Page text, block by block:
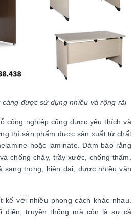
được sử dụng nhiều và rộng rãi
công nghiệp cũng được yêu thích và
thì sản phẩm được sản xuất từ chất
hoặc laminate. Đảm bảo rằng
chống cháy, trầy xước, chống thấm.
sang trọng, hiện đại, được nhiều văn
kế với nhiều phong cách khác nhau.
điển, truyền thống mà còn là sự cá